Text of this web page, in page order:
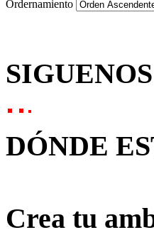
Ordernamiento
DÓNDE
Crea tu